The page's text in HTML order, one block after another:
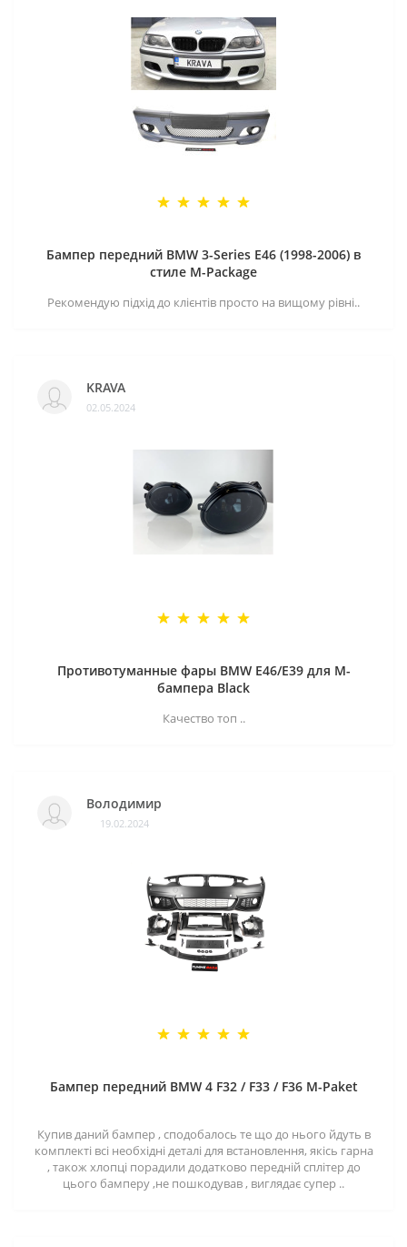
Бампер передний BMW 3-Series E46 (1998-2006) в
стиле M-Package
Рекомендую підхід до клієнтів просто на вищому рівні..
KRAVA
02.05.2024
Противотуманные фары BMW E46/E39 для M-
бампера Black
Качество топ ..
Володимир
19.02.2024
Бампер передний BMW 4 F32 / F33 / F36 M-Paket
Купив даний бампер , сподобалось те що до нього йдуть в
комплекті всі необхідні деталі для встановлення, якісь гарна
, також хлопці порадили додатково передній сплітер до
цього бамперу ,не пошкодував , виглядає супер ..